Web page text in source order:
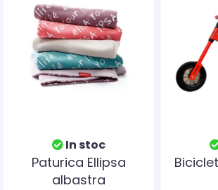
In stoc
Paturica Ellipsa
albastra